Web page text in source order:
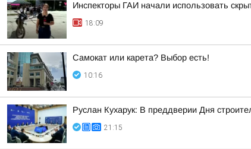
Инспекторы ГАИ начали использовать
18:09
Самокат или карета? Выбор есть!
10:16
Руслан Кухарук: В преддверии Дня
21:15